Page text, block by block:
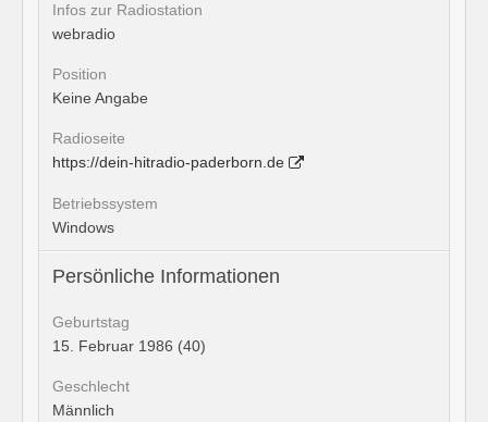
Infos zur Radiostation
webradio
Position
Keine Angabe
Radioseite
https://dein-hitradio-paderborn.de
Betriebssystem
Windows
Persönliche Informationen
Geburtstag
15. Februar 1986 (40)
Geschlecht
Männlich